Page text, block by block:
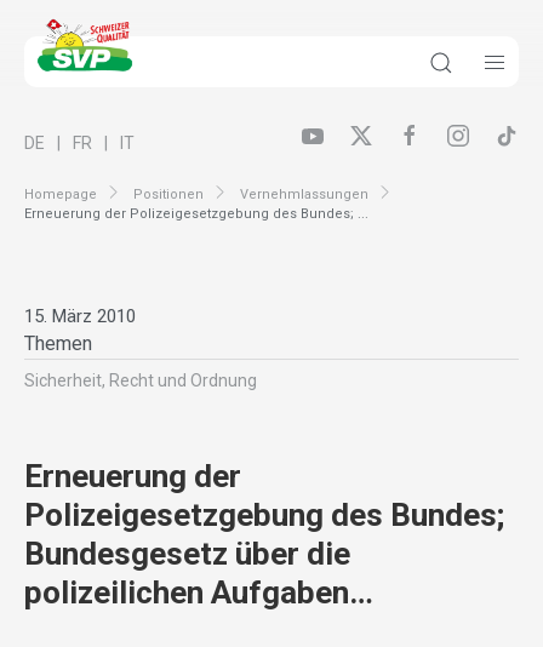
Homepage Positionen
Vernehmlassungen
Erneuerung der Polizeigesetzgebung des Bundes; ...
DE FR IT
15. März 2010
Themen
Sicherheit, Recht und Ordnung
Erneuerung der
Polizeigesetzgebung des Bundes;
Bundesgesetz über die
polizeilichen Aufgaben…